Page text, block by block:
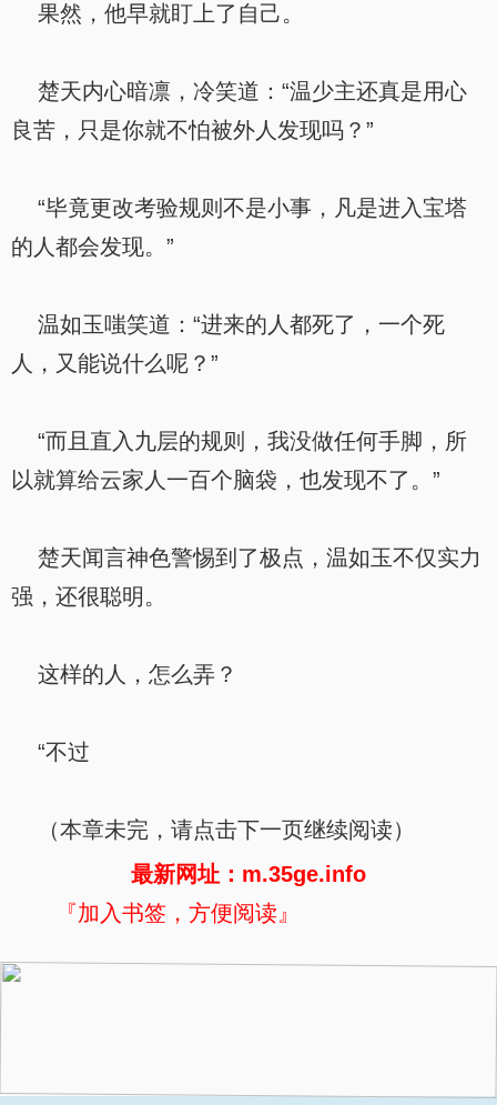
果然，他早就盯上了自己。
楚天内心暗凛，冷笑道：“温少主还真是用心
良苦，只是你就不怕被外人发现吗？”
“毕竟更改考验规则不是小事，凡是进入宝塔
的人都会发现。”
温如玉嗤笑道：“进来的人都死了，一个死
人，又能说什么呢？”
“而且直入九层的规则，我没做任何手脚，所
以就算给云家人一百个脑袋，也发现不了。”
楚天闻言神色警惕到了极点，温如玉不仅实力
强，还很聪明。
这样的人，怎么弄？
“不过
（本章未完，请点击下一页继续阅读）
最新网址：m.35ge.info
『加入书签，方便阅读』